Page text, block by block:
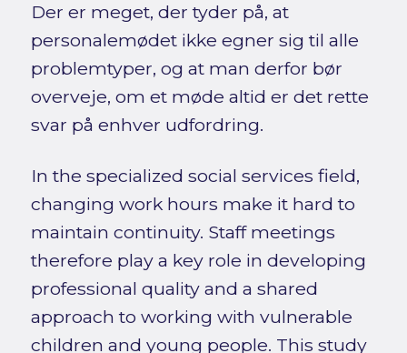
Der er meget, der tyder på, at
personalemødet ikke egner sig til alle
problemtyper, og at man derfor bør
overveje, om et møde altid er det rette
svar på enhver udfordring.
In the specialized social services field,
changing work hours make it hard to
maintain continuity. Staff meetings
therefore play a key role in developing
professional quality and a shared
approach to working with vulnerable
children and young people. This study